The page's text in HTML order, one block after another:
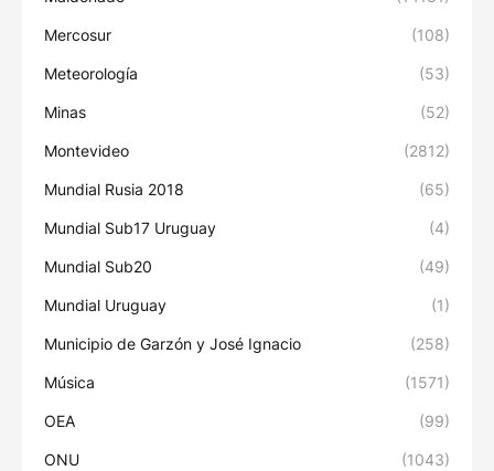
Mercosur (108)
Meteorología (53)
Minas (52)
Montevideo (2812)
Mundial Rusia 2018 (65)
Mundial Sub17 Uruguay (4)
Mundial Sub20 (49)
Mundial Uruguay (1)
Municipio de Garzón y José Ignacio (258)
Música (1571)
OEA (99)
ONU (1043)